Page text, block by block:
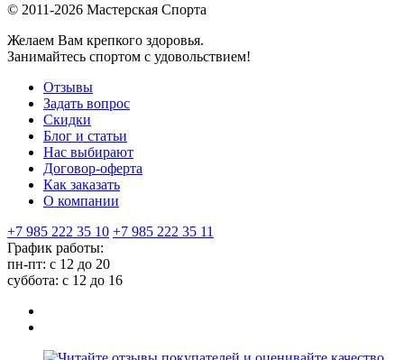
© 2011-2026 Мастерская Спорта
Желаем Вам крепкого здоровья.
Занимайтесь спортом с удовольствием!
Отзывы
Задать вопрос
Скидки
Блог и статьи
Нас выбирают
Договор-оферта
Как заказать
О компании
+7 985 222 35 10 +7 985 222 35 11
График работы:
пн-пт: с 12 до 20
суббота: c 12 до 16